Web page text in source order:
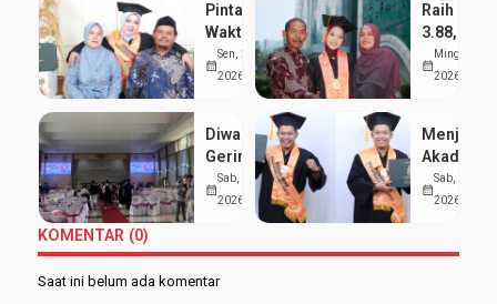
Pintar Bagi
Waktu
antara
Kuliah dan
Pondok,
Aisyah
Sabet
Gelar
Wisudawan
calendar_month
Sen, 25 Mei
2026
Raih IPK
3.88,
Kumala
Dewi
dan
Prestasi
Akademik
Bisa
Serasi
calendar_month
Ming, 24
2026
Diwarnai
Gerimis,
UIN
Walisongo
Luluskan
pada
calendar_month
Sab, 7 Feb
2026
Menjaga
Akademik
di Tengah
calendar_month
Sab, 7 Feb
2026
KOMENTAR (0)
Saat ini belum ada komentar